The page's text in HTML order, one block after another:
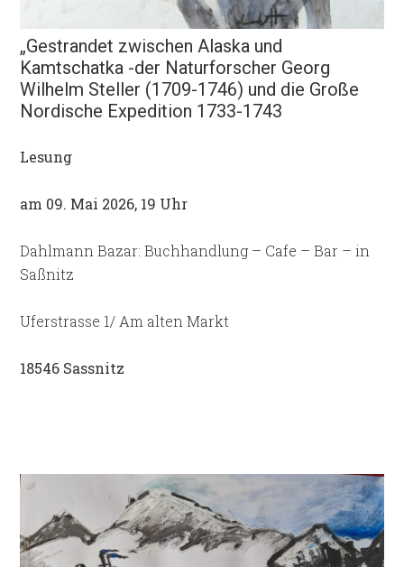
„Gestrandet zwischen Alaska und
Kamtschatka -der Naturforscher Georg
Wilhelm Steller (1709-1746) und die Große
Nordische Expedition 1733-1743
Lesung
am 09. Mai 2026, 19 Uhr
Dahlmann Bazar: Buchhandlung – Cafe – Bar – in
Saßnitz
Uferstrasse 1/ Am alten Markt
18546 Sassnitz